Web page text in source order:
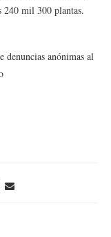
240 mil 300 plantas.
denuncias anónimas al